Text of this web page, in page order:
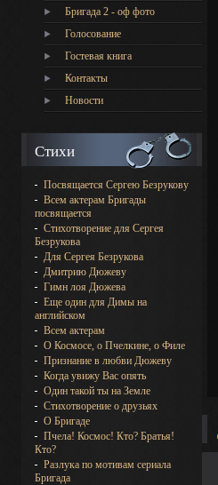
Бригада 2 - оф фото
Голосование
Гостевая книга
Контакты
Новости
Стихи
Посвящается Сергею Безрукову
Всем актерам Бригады
посвящается
Стихотворение для Сергея
Безрукова
Для Сергея Безрукова
Дмитрию Дюжеву
Гимн лоя Дюжева
Еще один для Димы на
английском
Всем актерам
О Космосе, о Пчелкине, о Филе
Признание в любви Дюжеву
Когда увижу Вас опять
Один такой ты на Земле
Стихотворение о друзьях
О Бригаде
Пчела! Космос! Кто? Братья!
Кто?
Разлука по мотивам сериала
Бригада